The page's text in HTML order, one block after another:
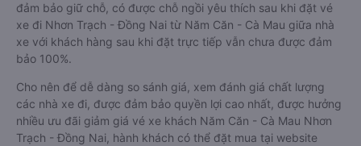
đảm bảo giữ chỗ, có được chỗ ngồi yêu thích sau khi đặt vé
xe đi Nhơn Trạch - Đồng Nai từ Năm Căn - Cà Mau giữa nhà
xe với khách hàng sau khi đặt trực tiếp vẫn chưa được đảm
bảo 100%.
Cho nên để dễ dàng so sánh giá, xem đánh giá chất lượng
các nhà xe đi, được đảm bảo quyền lợi cao nhất, được hưởng
nhiều ưu đãi giảm giá vé xe khách Năm Căn - Cà Mau Nhơn
Trạch - Đồng Nai, hành khách có thể đặt mua tại website